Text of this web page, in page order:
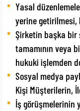
Yasal
yerine getirilmesi,
Şirketin başka bir
tamamının veya
hukuki işlemden
Sosyal medya
Kişi Müşterilerin,
İş görüşmelerinin